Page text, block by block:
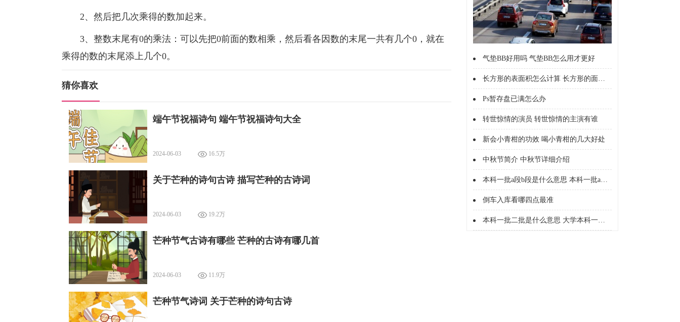
2、然后把几次乘得的数加起来。
3、整数末尾有0的乘法：可以先把0前面的数相乘，然后看各因数的末尾一共有几个0，就在
乘得的数的末尾添上几个0。
猜你喜欢
端午节祝福诗句 端午节祝福诗句大全
2024-06-03 16.5万
关于芒种的诗句古诗 描写芒种的古诗词
2024-06-03 19.2万
芒种节气古诗有哪些 芒种的古诗有哪几首
2024-06-03 11.9万
芒种节气诗词 关于芒种的诗句古诗
气垫BB好用吗 气垫BB怎么用才更好
长方形的表面积怎么计算 长方形的面积怎么计算的
Ps暂存盘已满怎么办
转世惊情的演员 转世惊情的主演有谁
新会小青柑的功效 喝小青柑的几大好处
中秋节简介 中秋节详细介绍
本科一批a段b段是什么意思 本科一批a段b段什么意思
倒车入库看哪四点最准
本科一批二批是什么意思 大学本科一批二批是什么意思